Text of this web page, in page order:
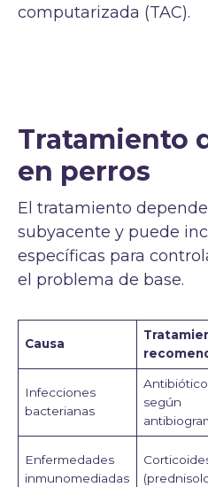
computarizada (TAC).
Tratamiento
en perros
El tratamiento
subyacente y puede
específicas para
el problema de base.
Causa
Infecciones
bacterianas
según
Enfermedades
inmunomediadas